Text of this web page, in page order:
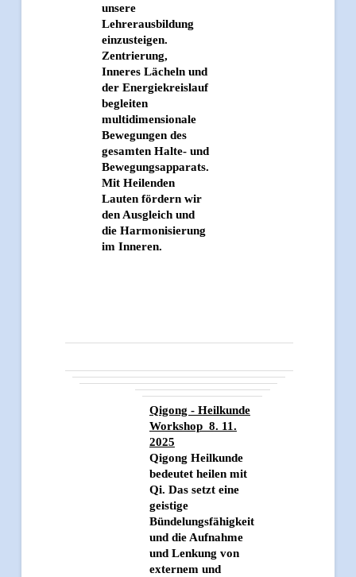
unsere
Lehrerausbildung
einzusteigen.
Zentrierung,
Inneres Lächeln und
der Energiekreislauf
begleiten
multidimensionale
Bewegungen des
gesamten Halte- und
Bewegungsapparats.
Mit Heilenden
Lauten fördern wir
den Ausgleich und
die Harmonisierung
im Inneren.
Qigong - Heilkunde
Workshop 8. 11.
2025
Qigong Heilkunde
bedeutet heilen mit
Qi. Das setzt eine
geistige
Bündelungsfähigkeit
und die Aufnahme
und Lenkung von
externem und